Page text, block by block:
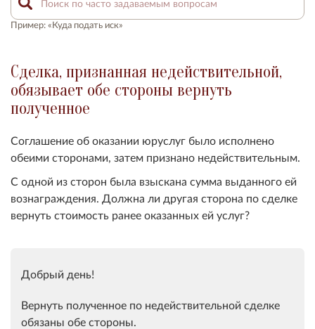
Пример: «Куда подать иск»
Сделка, признанная недействительной,
обязывает обе стороны вернуть
полученное
Соглашение об оказании юруслуг было исполнено
обеими сторонами, затем признано недействительным.
С одной из сторон была взыскана сумма выданного ей
вознаграждения. Должна ли другая сторона по сделке
вернуть стоимость ранее оказанных ей услуг?
Добрый день!
Вернуть полученное по недействительной сделке
обязаны обе стороны.